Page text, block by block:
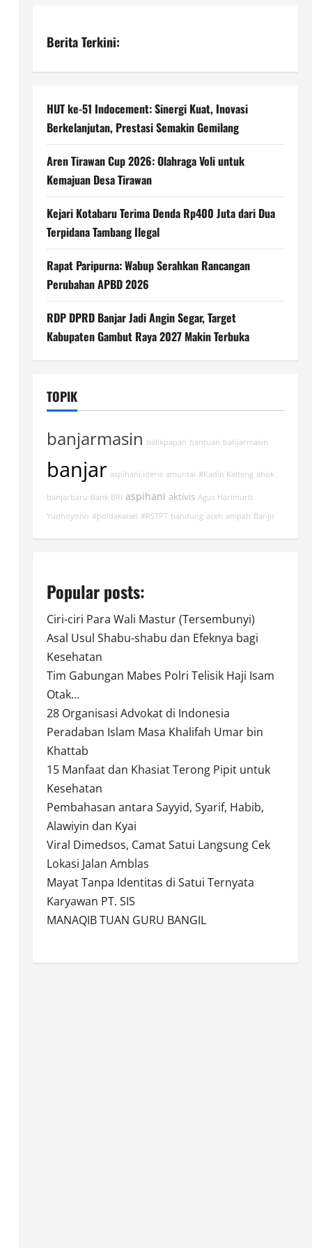
Berita Terkini:
HUT ke-51 Indocement: Sinergi Kuat, Inovasi
Berkelanjutan, Prestasi Semakin Gemilang
Aren Tirawan Cup 2026: Olahraga Voli untuk
Kemajuan Desa Tirawan
Kejari Kotabaru Terima Denda Rp400 Juta dari Dua
Terpidana Tambang Ilegal
Rapat Paripurna: Wabup Serahkan Rancangan
Perubahan APBD 2026
RDP DPRD Banjar Jadi Angin Segar, Target
Kabupaten Gambut Raya 2027 Makin Terbuka
TOPIK
banjarmasin balikpapan bantuan bahjarmasin
banjar aspihani ideris amuntai #Kadin Kalteng ahok
banjarbaru Bank BRI aspihani aktivis Agus Harimurti
Yudhoyono #poldakalsel #RSTPT bandung aceh ampah Banjir
Popular posts:
Ciri-ciri Para Wali Mastur (Tersembunyi)
Asal Usul Shabu-shabu dan Efeknya bagi
Kesehatan
Tim Gabungan Mabes Polri Telisik Haji Isam
Otak…
28 Organisasi Advokat di Indonesia
Peradaban Islam Masa Khalifah Umar bin
Khattab
15 Manfaat dan Khasiat Terong Pipit untuk
Kesehatan
Pembahasan antara Sayyid, Syarif, Habib,
Alawiyin dan Kyai
Viral Dimedsos, Camat Satui Langsung Cek
Lokasi Jalan Amblas
Mayat Tanpa Identitas di Satui Ternyata
Karyawan PT. SIS
MANAQIB TUAN GURU BANGIL